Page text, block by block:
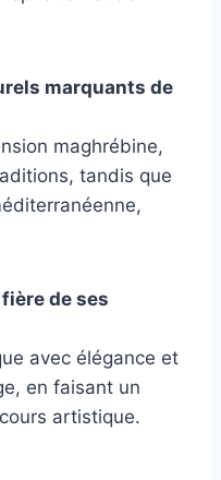
marquants de
maghrébine,
tandis que
de ses
avec élégance et
en faisant un
artistique.